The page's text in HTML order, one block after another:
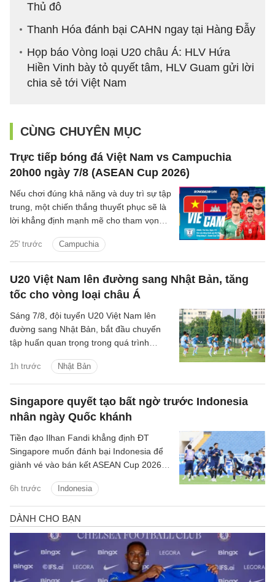
Thủ đô
Thanh Hóa đánh bại CAHN ngay tại Hàng Đẫy
Họp báo Vòng loại U20 châu Á: HLV Hứa
Hiền Vinh bày tỏ quyết tâm, HLV Guam gửi lời
chia sẻ tới Việt Nam
CÙNG CHUYÊN MỤC
Trực tiếp bóng đá Việt Nam vs Campuchia
20h00 ngày 7/8 (ASEAN Cup 2026)
25' trước Campuchia
Nếu chơi đúng khả năng và duy trì sự tập
trung, một chiến thắng thuyết phục sẽ là
lời khẳng định mạnh mẽ cho tham vọng
trò HLV Kim Sang-sik.
U20 Việt Nam lên đường sang Nhật Bản, tăng
tốc cho vòng loại châu Á
1h trước Nhật Bản
Sáng 7/8, đội tuyển U20 Việt Nam lên
đường sang Nhật Bản, bắt đầu chuyến
tập huấn quan trọng trong quá trình
Singapore quyết tạo bất ngờ trước Indonesia
nhân ngày Quốc khánh
6h trước Indonesia
Tiền đạo Ilhan Fandi khẳng định ĐT
Singapore muốn đánh bại Indonesia để
giành vé vào bán kết ASEAN Cup 2026,
dành tặng NHM nhân dịp Quốc khánh
Singapore.